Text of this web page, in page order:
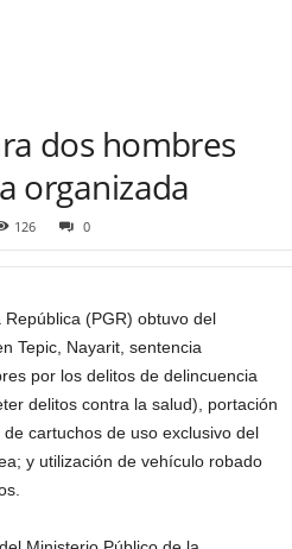
dos hombres
organizada
126 0
(PGR) obtuvo del
Tepic, Nayarit, sentencia
por los delitos de delincuencia
delitos contra la salud), portación
cartuchos de uso exclusivo del
y utilización de vehículo robado